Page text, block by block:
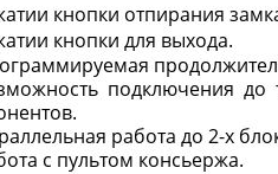
кнопки отпирания
кнопки для выхода.
подключения до
работа до 2-х
с пультом консьержа.